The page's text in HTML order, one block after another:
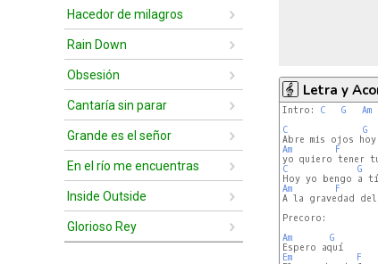
Hacedor de milagros
Rain Down
Obsesión
Cantaría sin parar
Grande es el señor
En el río me encuentras
Inside Outside
Glorioso Rey
Letra y
Intro: C G Am
C
G
Am
F
C
G
Am
F
A la gravedad del
Precoro:
Am
G
Em
F